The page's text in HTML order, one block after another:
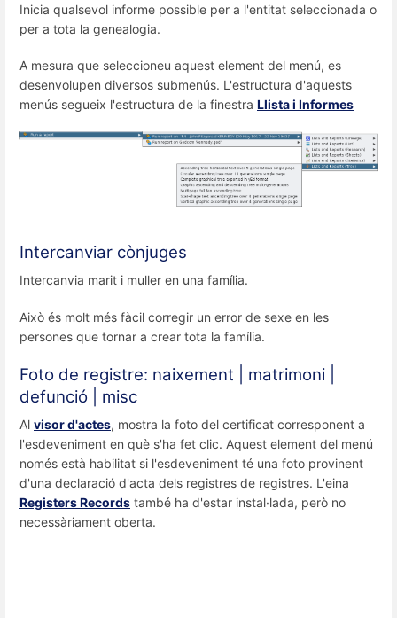
Inicia qualsevol informe possible per a l'entitat seleccionada o
per a tota la genealogia.
A mesura que seleccioneu aquest element del menú, es
desenvolupen diversos submenús. L'estructura d'aquests
menús segueix l'estructura de la finestra Llista i Informes
Intercanviar cònjuges
Intercanvia marit i muller en una família.
Això és molt més fàcil corregir un error de sexe en les
persones que tornar a crear tota la família.
Foto de registre: naixement | matrimoni |
defunció | misc
Al visor d'actes, mostra la foto del certificat corresponent a
l'esdeveniment en què s'ha fet clic. Aquest element del menú
només està habilitat si l'esdeveniment té una foto provinent
d'una declaració d'acta dels registres de registres. L'eina
Registers Records també ha d'estar instal·lada, però no
necessàriament oberta.